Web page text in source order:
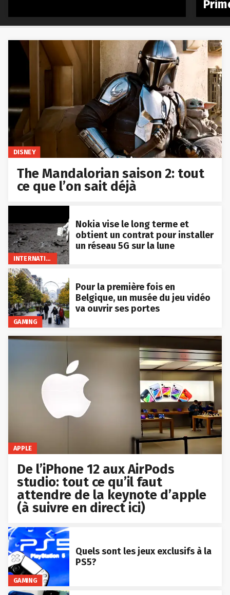
DISNEY
The Mandalorian saison 2: tout
ce que l’on sait déjà
INTERNATIONAL
Nokia vise le long terme et
obtient un contrat pour installer
un réseau 5G sur la lune
GAMING
Pour la première fois en
Belgique, un musée du jeu vidéo
va ouvrir ses portes
APPLE
De l’iPhone 12 aux AirPods
studio: tout ce qu’il faut
attendre de la keynote d’apple
(à suivre en direct ici)
GAMING
Quels sont les jeux exclusifs à la
PS5?